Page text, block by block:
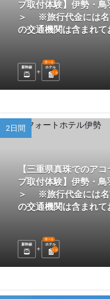
プ取付体験】伊勢・
＞ ※旅行代金には名
の交通機関は含まれて
新幹線 ホテル
選べる
1 泊
2日間
【三重県真珠でのア
プ取付体験】伊勢・
＞ ※旅行代金には名
の交通機関は含まれて
新幹線 ホテル
選べる
1 泊